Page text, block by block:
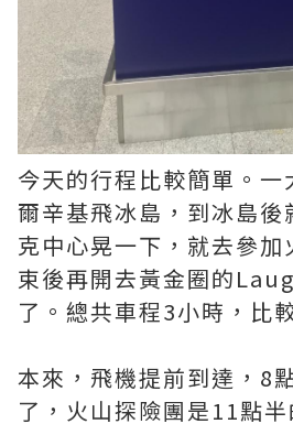
今天的行程比較簡單。一
爾辛基飛冰島，到冰島後
克中心晃一下，就去參加
束後再開去黃金圈的
了。總共車程3小時，比
本來，飛機提前到達，8
了，火山探險團是11點